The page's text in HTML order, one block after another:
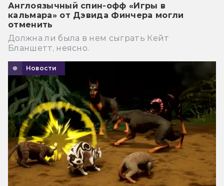
Англоязычный спин-офф «Игры в
кальмара» от Дэвида Финчера могли
отменить
Должна ли была в нем сыграть Кейт
Бланшетт, неясно.
Новости